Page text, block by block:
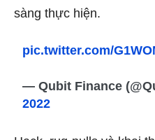
sàng thực hiện.
pic.twitter.com/
— Qubit Finance
2022